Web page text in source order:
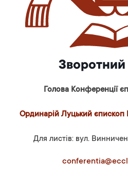
Зворотний
Голова Конференції
Ординарій Луцький єпископ
Для листів: вул.